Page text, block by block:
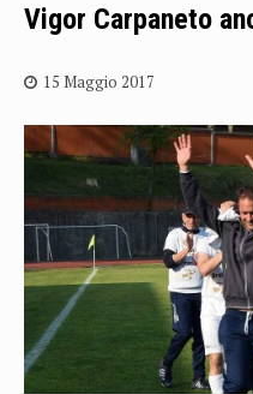
Vigor Carpaneto
15 Maggio 2017